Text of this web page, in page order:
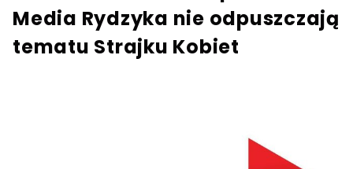
Media Rydzyka nie odpuszczają
tematu Strajku Kobiet